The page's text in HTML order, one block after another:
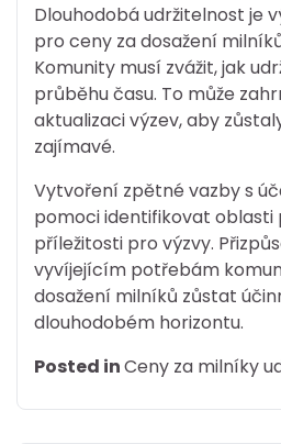
Dlouhodobá udržitelnost je
pro ceny za dosažení
Komunity musí zvážit, jak
průběhu času. To může
aktualizaci výzev, aby
zajímavé.
Vytvoření zpětné vazby s
pomoci identifikovat oblasti
příležitosti pro výzvy.
vyvíjejícím potřebám
dosažení milníků zůstat
dlouhodobém horizontu.
Posted inCeny za milníky